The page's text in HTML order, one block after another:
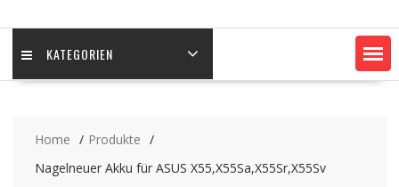
KATEGORIEN
Home
Produkte
Nagelneuer Akku für ASUS X55,X55Sa,X55Sr,X55Sv